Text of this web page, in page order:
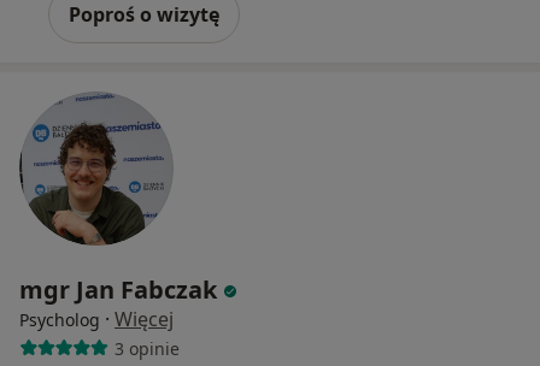
Poproś o wizytę
mgr Jan Fabczak
Psycholog · Więcej
3 opinie